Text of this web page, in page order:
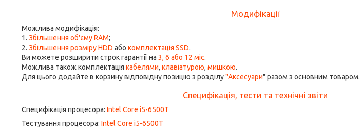
Модифікації
Можлива модифікація:
1. Збільшення об'єму RAM;
2. Збільшення розміру HDD або комплектація SSD.
Ви можете розширити строк гарантії на 3, 6 або 12 міс.
Можлива також комплектація кабелями, клавіатурою, мишкою.
Для цього додайте в корзину відповідну позицію з розділу"Аксесуари" разом з основним товаром.
Специфікація, тести та технічні звіти
Специфікація процесора: Intel Core i5-6500T
Тестування процесора: Intel Core i5-6500T